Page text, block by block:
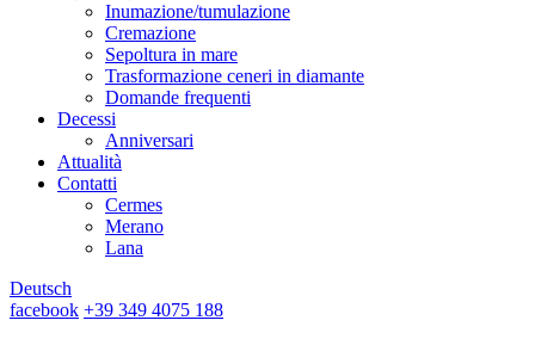
Inumazione/tumulazione
Cremazione
Sepoltura in mare
Trasformazione ceneri in diamante
Domande frequenti
Decessi
Anniversari
Attualità
Contatti
Cermes
Merano
Lana
Deutsch
facebook +39 349 4075 188